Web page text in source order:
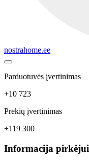
nostrahome.ee
Parduotuvės įvertinimas
+10 723
Prekių įvertinimas
+119 300
Informacija pirkėjui